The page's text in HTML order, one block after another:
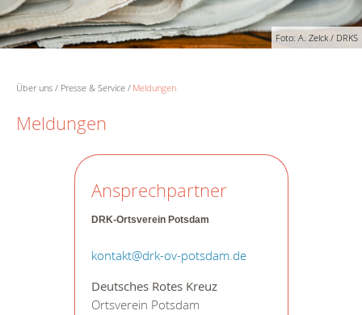
Foto: A. Zelck / DRKS
Über uns Presse & Service Meldungen
Meldungen
Ansprechpartner
DRK-Ortsverein Potsdam
kontakt@drk-ov-potsdam.de
Deutsches Rotes Kreuz
Ortsverein Potsdam